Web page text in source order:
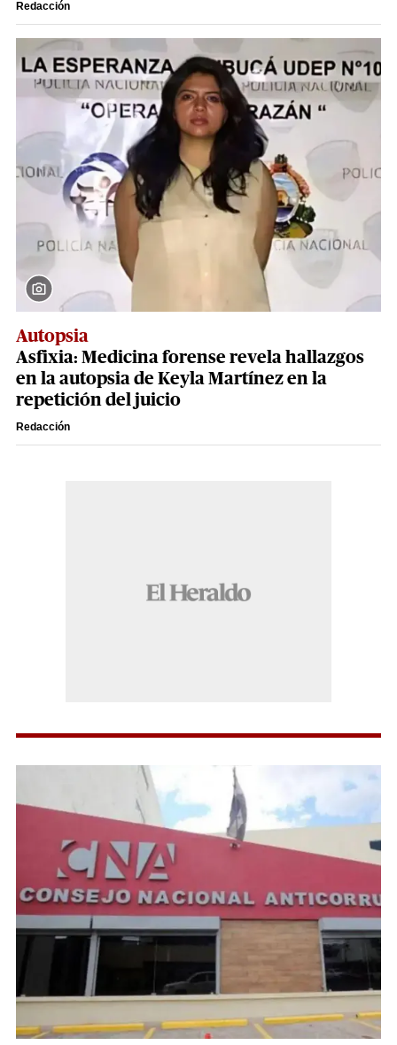
Redacción
Autopsia
Asfixia: Medicina forense revela hallazgos
en la autopsia de Keyla Martínez en la
repetición del juicio
Redacción